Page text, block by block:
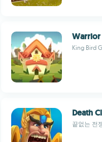
Warrior
King Bird
Death
끝없는 전